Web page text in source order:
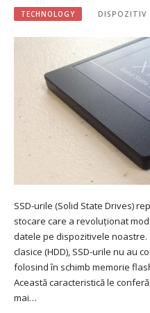
TECHNOLOGY DISPOZITIV
SSD-urile (Solid State Drives)
stocare care a revoluționat
datele pe dispozitivele
clasice (HDD), SSD-urile nu au
folosind în schimb memorie
Această caracteristică le
mai…